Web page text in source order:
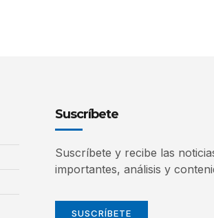
Suscríbete
Suscríbete y recibe las
importantes, análisis y
SUSCRÍBETE